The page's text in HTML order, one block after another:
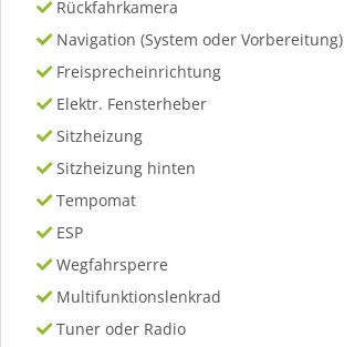
Rückfahrkamera
Navigation (System oder Vorbereitung)
Freisprecheinrichtung
Elektr. Fensterheber
Sitzheizung
Sitzheizung hinten
Tempomat
ESP
Wegfahrsperre
Multifunktionslenkrad
Tuner oder Radio